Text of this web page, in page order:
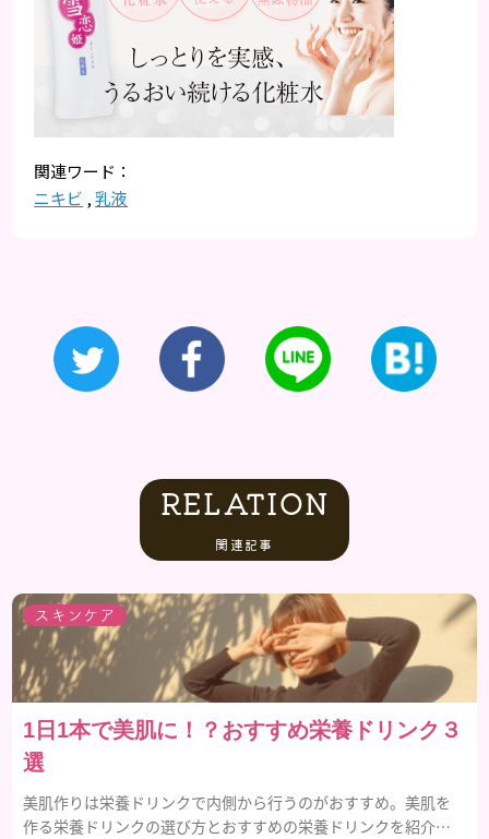
ニキビ ,乳液
RELATION
関連記事
スキンケア
1日1本で美肌に！？おすすめ栄養ドリンク３
選
美肌作りは栄養ドリンクで内側から行うのがおすすめ。美肌を
作る栄養ドリンクの選び方とおすすめの栄養ドリンクを紹介し